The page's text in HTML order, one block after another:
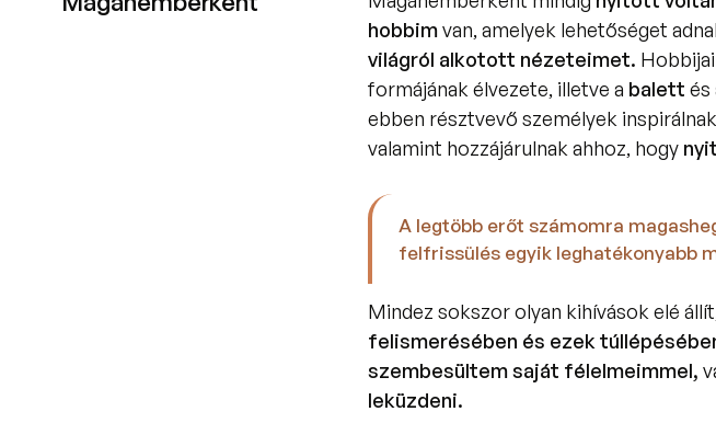
hobbim van, amelyek lehetőséget
világról alkotott nézeteimet.
formájának élvezete, illetve a balett és
ebben résztvevő személyek
valamint hozzájárulnak ahhoz, hogy
A legtöbb erőt számomra
felfrissülés egyik leghatékonyabb
Mindez sokszor olyan kihívások elé
felismerésében és ezek
szembesültem saját félelmeimmel,
leküzdeni.